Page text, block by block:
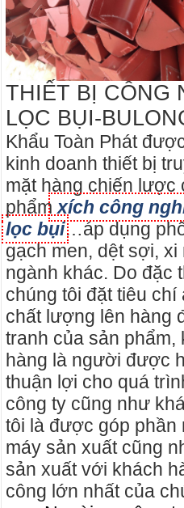
THIẾT BỊ CÔNG
LỌC BỤI-
Khẩu Toàn Phát
kinh doanh thiết bị
mặt hàng chiến lược
phẩm xích công
lọc bụi…áp dụng
gạch men, dệt sợi,
ngành khác. Do đặc
chúng tôi đặt tiêu
chất lượng lên hàng
tranh của sản
hàng là người được
thuận lợi cho quá
công ty cũng như
tôi là được góp phần
máy sản xuất cũng
sản xuất với khách
công lớn nhất của